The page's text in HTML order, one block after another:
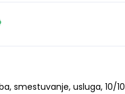
smestuvanje, usluga, 10/10